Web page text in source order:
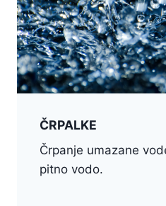
ČRPALKE
Črpanje umazane
pitno vodo.